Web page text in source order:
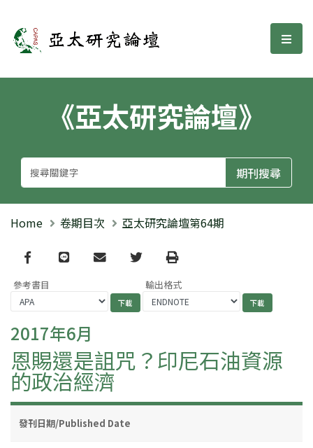
亞太研究論壇 選
《亞太研究論壇》
Home 卷期目次 亞太研究論壇第64期
Facebook
line email TwitterPrint
參考書目 輸出格式
2017年6月
恩賜還是詛咒？印尼石油資源
的政治經濟
發刊日期/Published Date